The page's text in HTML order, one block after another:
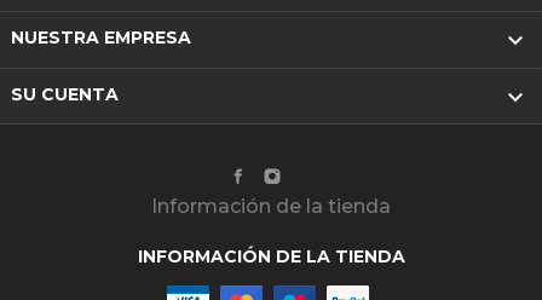
NUESTRA EMPRESA 
SU CUENTA 
Información de la tienda
INFORMACIÓN DE LA TIENDA